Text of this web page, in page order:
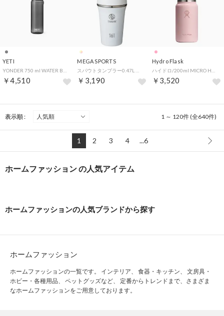
YETI
￥4,510
MEGA SPORTS
￥3,190
Hydro Flask
￥3,520
表示順 : 1 ～ 120件 (全640件)
1 2 3 4 ...6
ホームファッション の人気アイテム
ホームファッションの人気ブランドから探す
ホームファッション
ホームファッションの一覧です。 インテリア、 食器・キッチン、 文房具・
ホビー・各種用品、 ペットグッズなど、 定番からトレンドまで、さまざま
なホームファッションをご用意しております。